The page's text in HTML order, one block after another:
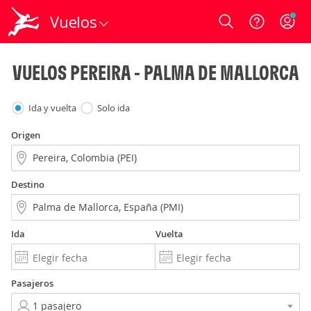
Vuelos Login
VUELOS PEREIRA - PALMA DE MALLORCA
Ida y vuelta Solo ida
Origen
Destino
Ida Vuelta
Pasajeros